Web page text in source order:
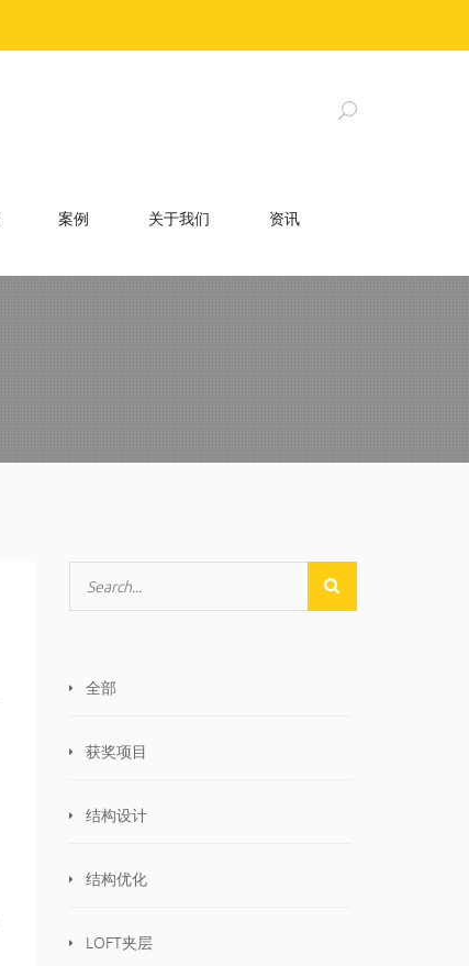
案例 关于我们 资讯
全部
获奖项目
结构设计
结构优化
LOFT夹层